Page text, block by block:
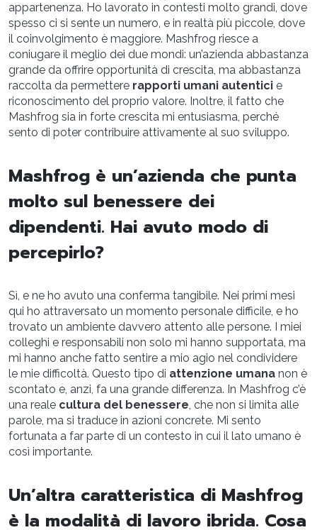
appartenenza. Ho lavorato in contesti molto grandi, dove
spesso ci si sente un numero, e in realtà più piccole, dove
il coinvolgimento è maggiore. Mashfrog riesce a
coniugare il meglio dei due mondi: un’azienda abbastanza
grande da offrire opportunità di crescita, ma abbastanza
raccolta da permettere rapporti umani autentici e
riconoscimento del proprio valore. Inoltre, il fatto che
Mashfrog sia in forte crescita mi entusiasma, perché
sento di poter contribuire attivamente al suo sviluppo.
Mashfrog è un’azienda che punta
molto sul benessere dei
dipendenti. Hai avuto modo di
percepirlo?
Sì, e ne ho avuto una conferma tangibile. Nei primi mesi
qui ho attraversato un momento personale difficile, e ho
trovato un ambiente davvero attento alle persone. I miei
colleghi e responsabili non solo mi hanno supportata, ma
mi hanno anche fatto sentire a mio agio nel condividere
le mie difficoltà. Questo tipo di attenzione umana non è
scontato e, anzi, fa una grande differenza. In Mashfrog c’è
una reale cultura del benessere, che non si limita alle
parole, ma si traduce in azioni concrete. Mi sento
fortunata a far parte di un contesto in cui il lato umano è
così importante.
Un’altra caratteristica di Mashfrog
è la modalità di lavoro ibrida. Cosa